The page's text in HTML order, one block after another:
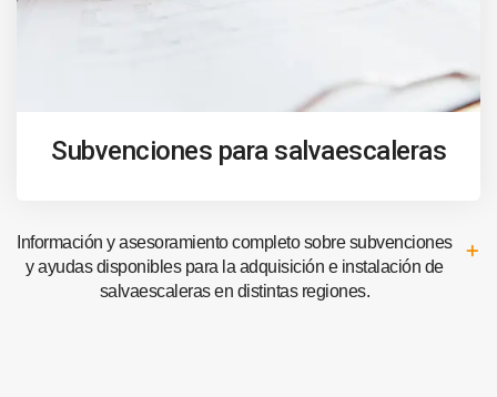
Subvenciones para salvaescaleras
Información y asesoramiento completo sobre subvenciones
y ayudas disponibles para la adquisición e instalación de
salvaescaleras en distintas regiones.